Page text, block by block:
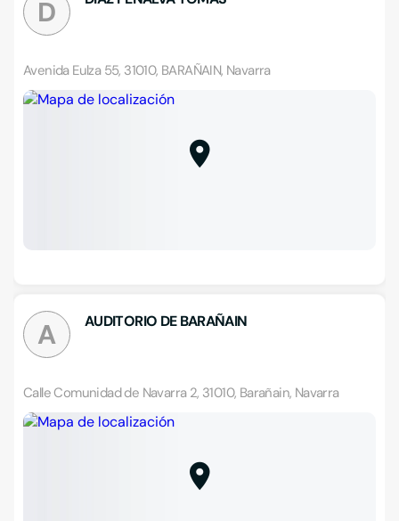
D
Avenida Eulza 55, 31010, BARAÑAIN, Navarra
A AUDITORIO DE BARAÑAIN
Calle Comunidad de Navarra 2, 31010, Barañain, Navarra